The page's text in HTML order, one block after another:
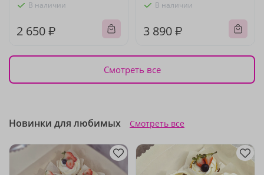
В наличии
2 650 ₽
В наличии
3 890 ₽
Смотреть все
Новинки для любимых Смотреть все